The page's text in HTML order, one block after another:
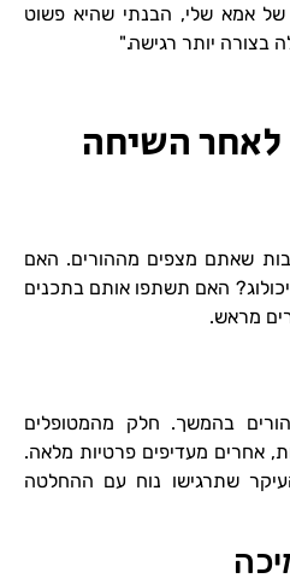
אמא שלי, הבנתי שהיא פשוט
בצורה יותר רגישה."
לאחר השיחה
שאתם מצפים מההורים. האם
האם תשתפו אותם בתכנים
מראש.
בהמשך. חלק מהמטופלים
אחרים מעדיפים פרטיות מלאה.
שתרגישו נוח עם ההחלטה